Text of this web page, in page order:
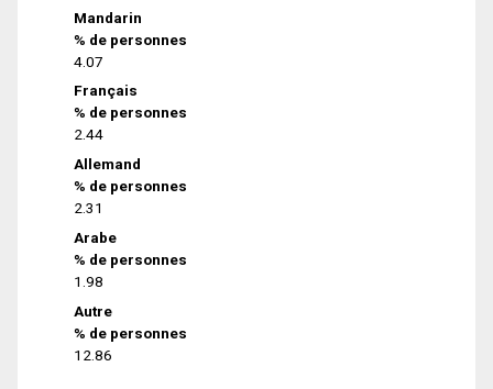
Mandarin
% de personnes
4.07
Français
% de personnes
2.44
Allemand
% de personnes
2.31
Arabe
% de personnes
1.98
Autre
% de personnes
12.86